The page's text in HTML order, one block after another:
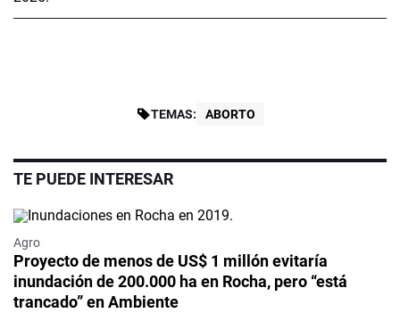
TEMAS: ABORTO
TE PUEDE INTERESAR
Agro
Proyecto de menos de US$ 1 millón evitaría
inundación de 200.000 ha en Rocha, pero “está
trancado” en Ambiente